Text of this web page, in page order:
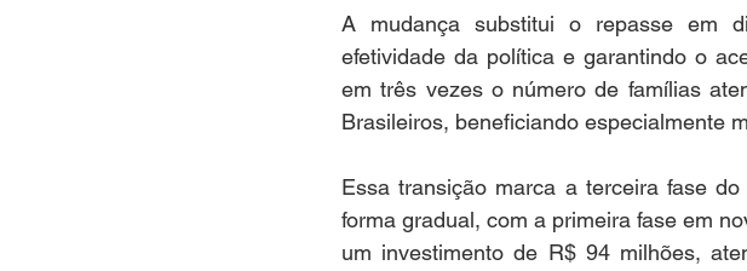
A mudança substitui o repasse em
efetividade da política e garantindo o
em três vezes o número de famílias
Brasileiros, beneficiando especialmente
Essa transição marca a terceira fase
forma gradual, com a primeira fase em
um investimento de R$ 94 milhões,